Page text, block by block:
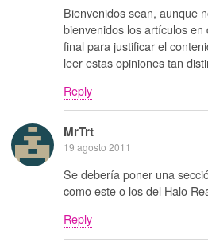
Bienvenidos sean, aunque
bienvenidos los artículos
final para justificar el
leer estas opiniones tan
Reply
MrTrt
19 agosto 2011
Se debería poner una
como este o los del Halo
Reply